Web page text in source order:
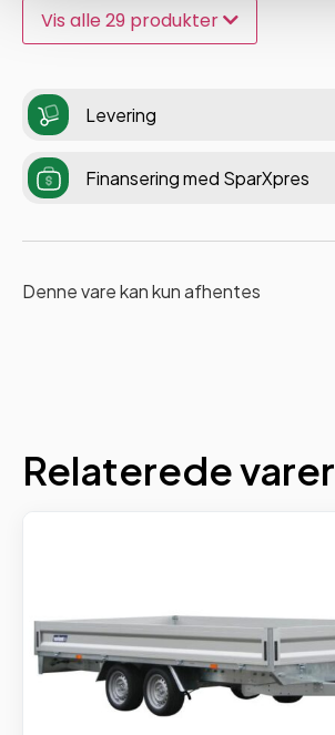
Vis alle 29 produkter
Levering
Finansering med SparXpres
Denne vare kan kun afhentes
Relaterede varer